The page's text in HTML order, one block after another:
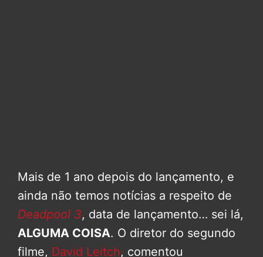
Mais de 1 ano depois do lançamento, e
ainda não temos notícias a respeito de
Deadpool 3, data de lançamento… sei lá,
ALGUMA COISA. O diretor do segundo
filme, David Leitch, comentou